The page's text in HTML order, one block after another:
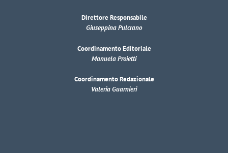
Direttore Responsabile
Giuseppina Pulcrano
Coordinamento Editoriale
Manuela Proietti
Coordinamento Redazionale
Valeria Guarnieri